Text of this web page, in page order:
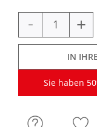
- +
IN
Sie haben